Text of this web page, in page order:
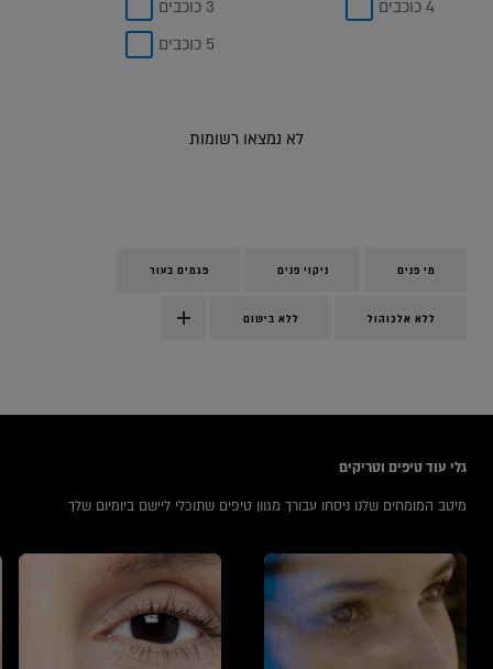
3 כוכבים
4 כוכבים
5 כוכבים
לא נמצאו רשומות
מי פנים ניקוי פנים פגמים בעור
ללא אלכוהול ללא בישום
גלי עוד טיפים וטריקים
מיטב המומחים שלנו ניסחו עבורך מגוון טיפים שתוכלי ליישם ביומיום שלך